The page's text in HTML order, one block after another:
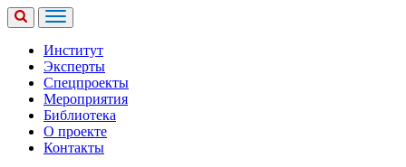
Институт
Эксперты
Спецпроекты
Мероприятия
Библиотека
О проекте
Контакты